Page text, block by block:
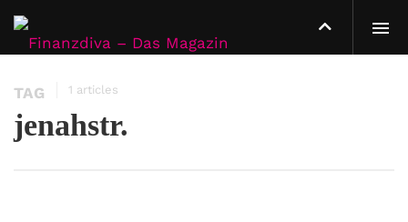
TAG 1 articles
jenahstr.